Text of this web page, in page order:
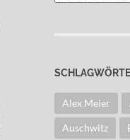
Alex Meier
Auschwitz